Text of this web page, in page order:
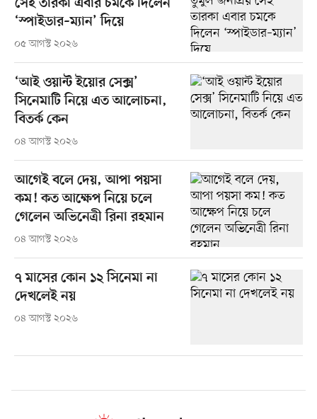
সেই তারকা এবার চমকে দিলেন
‘স্পাইডার–ম্যান’ দিয়ে
০৫ আগস্ট ২০২৬
‘আই ওয়ান্ট ইয়োর সেক্স’
সিনেমাটি নিয়ে এত আলোচনা,
বিতর্ক কেন
০৪ আগস্ট ২০২৬
আগেই বলে দেয়, আপা পয়সা
কম! কত আক্ষেপ নিয়ে চলে
গেলেন অভিনেত্রী রিনা রহমান
০৪ আগস্ট ২০২৬
৭ মাসের কোন ১২ সিনেমা না
দেখলেই নয়
০৪ আগস্ট ২০২৬